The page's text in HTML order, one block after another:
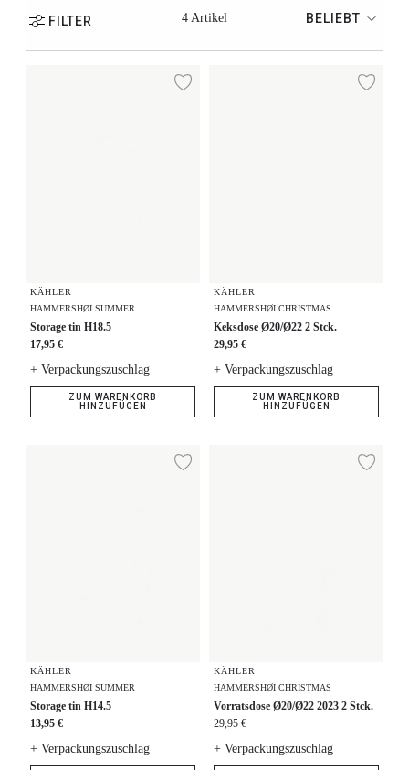
FILTER 4 Artikel BELIEBT
Zur Wunschliste
KÄHLER
HAMMERSHØI SUMMER
Storage tin H18.5
17,95 €
+ Verpackungszuschlag
ZUM WARENKORB
HINZUFÜGEN
Keksdose Ø20/Ø22 2 Stck.
KÄHLER
HAMMERSHØI CHRISTMAS
Keksdose Ø20/Ø22 2 Stck.
29,95 €
+ Verpackungszuschlag
ZUM WARENKORB
HINZUFÜGEN
Zur Wunschliste
KÄHLER
HAMMERSHØI SUMMER
Storage tin H14.5
13,95 €
+ Verpackungszuschlag
Vorratsdose Ø20/Ø22 2023 2
KÄHLER
HAMMERSHØI CHRISTMAS
Vorratsdose Ø20/Ø22 2023 2 Stck.
29,95 €
+ Verpackungszuschlag